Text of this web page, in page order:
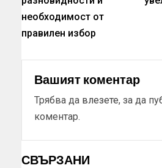
необходимост от
правилен избор
Вашият коментар
Трябва да влезете, за да
коментар.
СВЪРЗАНИ